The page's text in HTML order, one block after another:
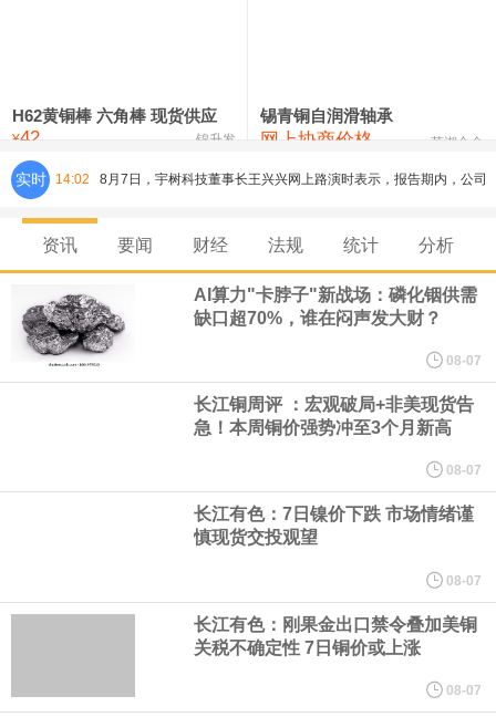
氯化镍 38,300—40,300 39,300 0
H62黄铜棒 六角棒 现货供应
¥42 锦升发
锡青铜自润滑轴承
网上协商价格 芜湖合金
实时 14:02 8月7日，宇树科技董事长王兴兴网上路演时表示，报告期内，公司
研发费用金额分别为4,995.18万元、7,001.70万元、14,496.56万
元，最近3年复合增长率达70.36%，呈快速增长趋势，并形成多项
核心技术和知识产权。截至2026年1月31日，公司拥有262项专利权
（含境内发明专利20项）。
宇树科技董事长、总经理兼首席技术官王兴兴在网上路演时表示，
成技术、高紧凑度机器人身体集成技术、机器人激光雷达全自研核
心技术等多项已商业化应用的核心技术并已应用于公司的高性能通
资讯 要闻 财经 法规 统计 分析
AI算力"卡脖子"新战场：磷化铟供需
缺口超70%，谁在闷声发大财？
08-07
长江铜周评 ：宏观破局+非美现货告
急！本周铜价强势冲至3个月新高
08-07
长江有色：7日镍价下跌 市场情绪谨
慎现货交投观望
08-07
长江有色：刚果金出口禁令叠加美铜
关税不确定性 7日铜价或上涨
08-07